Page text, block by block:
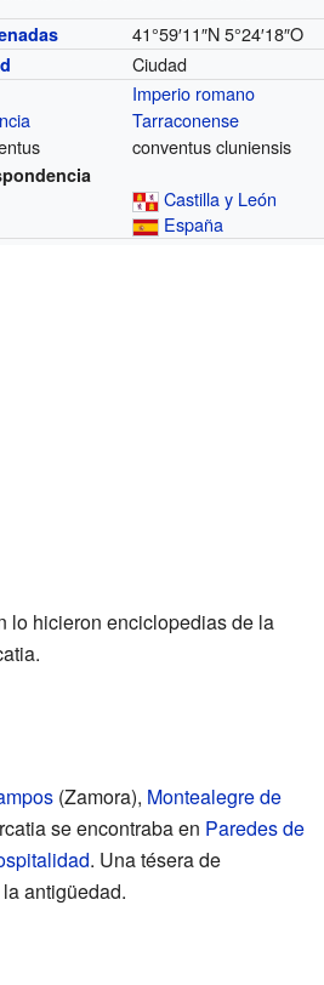
41°59′11″N 5°24′18″O
Ciudad
Imperio romano
Tarraconense
conventus cluniensis
Castilla y León
España
lo hicieron enciclopedias de la
(Zamora), Montealegre de
se encontraba en Paredes de
. Una tésera de
antigüedad.